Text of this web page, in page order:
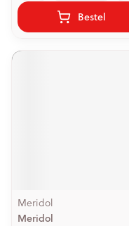
Bestel
Meridol
Meridol